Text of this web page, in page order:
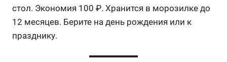
стол. Экономия 100 ₽. Хранится в морозилке до
12 месяцев. Берите на день рождения или к
празднику.